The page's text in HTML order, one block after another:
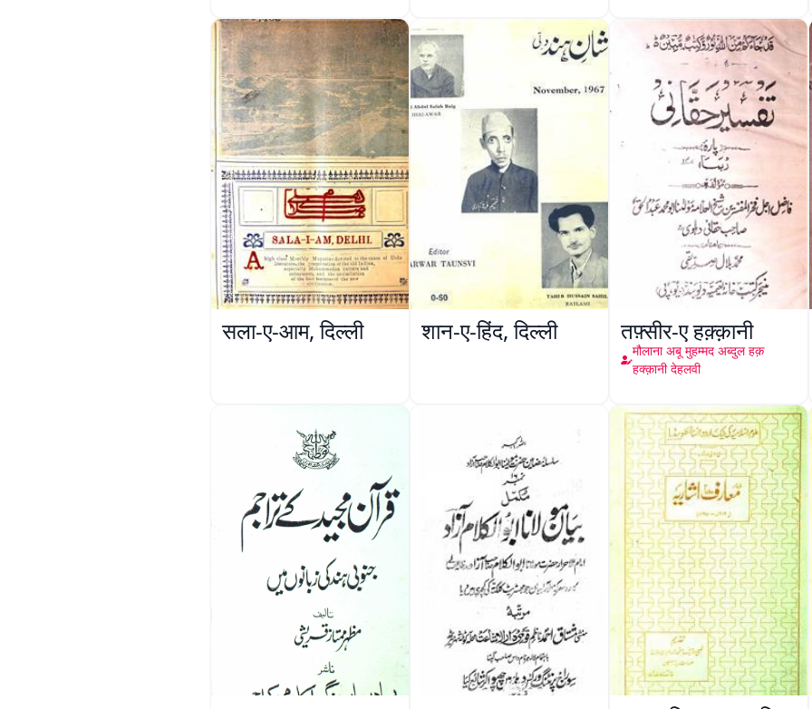
सला-ए-आम, दिल्ली शान-ए-हिंद, दिल्ली तफ़्सीर-ए हक़्क़ानी
मौलाना अबू मुहम्मद अब्दुल हक़
हक्क़ानी देहलवी